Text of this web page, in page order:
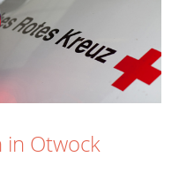
in Otwock